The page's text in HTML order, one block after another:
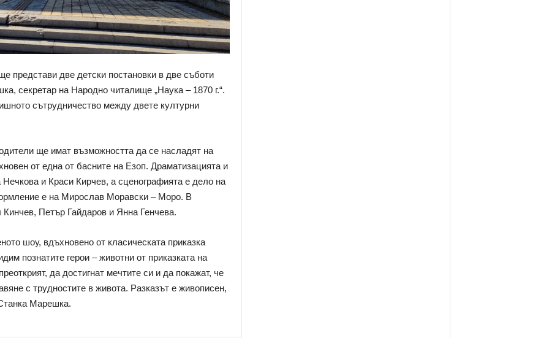
представи две детски постановки в две съботи
секретар на Народно читалище „Наука – 1870 г.“.
сътрудничество между двете културни
ще имат възможността да се насладят на
от една от басните на Езоп. Драматизацията и
и Краси Кирчев, а сценографията е дело на
е на Мирослав Моравски – Моро. В
Петър Гайдаров и Янна Генчева.
шоу, вдъхновено от класическата приказка
познатите герои – животни от приказката на
да достигнат мечтите си и да покажат, че
с трудностите в живота. Разказът е живописен,
Марешка.